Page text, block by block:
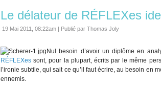
Le délateur de RÉFLEXes
19 Mai 2011, 08:22am | Publié par Thomas Joly
Nul besoin d’avoir un diplôme en
RÉFLEXes sont, pour la plupart, écrits par le même
l’ironie subtile, qui sait ce qu’il faut écrire, au besoin en
ennemis.